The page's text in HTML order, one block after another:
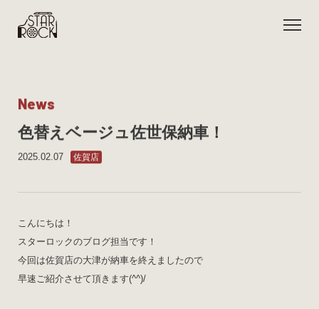
News
色替えベージュ佐世保納車！
2025.02.07 佐賀店
こんにちは！
スターロックのブログ担当です！
今回は佐賀店の大津が納車を終えましたので
早速ご紹介させて頂きます(^^)/